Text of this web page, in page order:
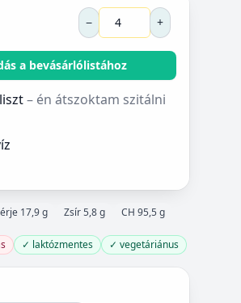
− +
a bevásárlólistához
– én átszoktam szitálni
17,9 g Zsír 5,8 g CH 95,5 g
✓ laktózmentes ✓ vegetáriánus